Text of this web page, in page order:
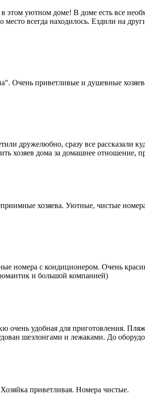
уютном доме! В доме есть все
всегда находилось. Ездили на
приветливые и душевные хозяева.
дружелюбно, сразу все рассказали
хозяев дома за домашнее
хозяева. Уютные, чистые
номера с кондиционером. Очень
и большой компанией)
очень удобная для приготовления.
шезлонгами и лежаками. До
приветливая. Номера чистые.